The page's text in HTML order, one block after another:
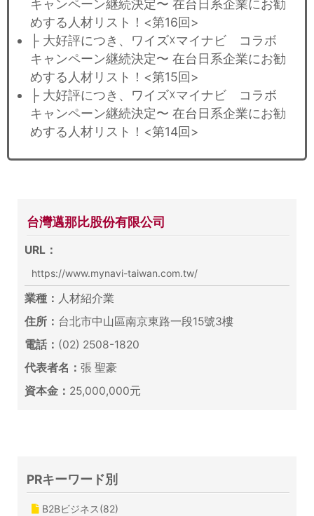
キャンペーン継続決定〜 在台日系企業にお勧
めする人材リスト！<第16回>
├ 大好評につき、ワイズ☓マイナビ コラボ
キャンペーン継続決定〜 在台日系企業にお勧
めする人材リスト！<第15回>
├ 大好評につき、ワイズ☓マイナビ コラボ
キャンペーン継続決定〜 在台日系企業にお勧
めする人材リスト！<第14回>
台灣邁那比股份有限公司
URL：
https://www.mynavi-taiwan.com.tw/
業種： 人材紹介業
住所： 台北市中山區南京東路一段15號3樓
電話： (02) 2508-1820
代表者名： 張 聖豪
資本金： 25,000,000元
PRキーワード別
B2Bビジネス(82)